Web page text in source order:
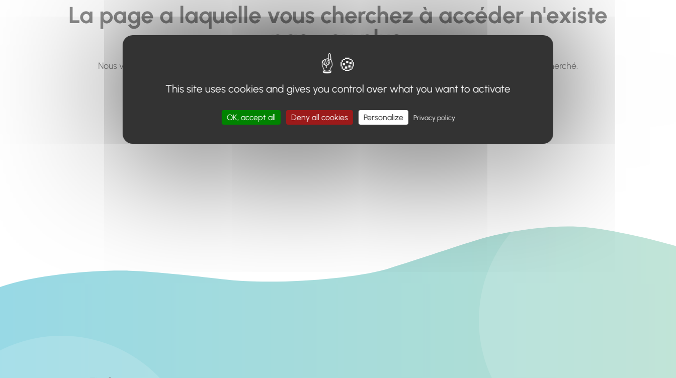
La page a laquelle vous cherchez à accéder n'existe
pas... ou plus.
Nous vous invitons à utiliser le moteur de recherche en haut de page, ou à utiliser le menu pour trouver le contenu recherché.
Retour à l'accueil
This site uses cookies and gives you control over what you want to activate
OK, accept all Deny all cookies Personalize Privacy policy